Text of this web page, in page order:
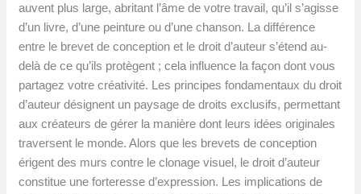
auvent plus large, abritant l’âme de votre travail, qu’il s’agisse
d’un livre, d’une peinture ou d’une chanson. La différence
entre le brevet de conception et le droit d’auteur s’étend au-
delà de ce qu’ils protègent ; cela influence la façon dont vous
partagez votre créativité. Les principes fondamentaux du droit
d’auteur désignent un paysage de droits exclusifs, permettant
aux créateurs de gérer la manière dont leurs idées originales
traversent le monde. Alors que les brevets de conception
érigent des murs contre le clonage visuel, le droit d’auteur
constitue une forteresse d’expression. Les implications de